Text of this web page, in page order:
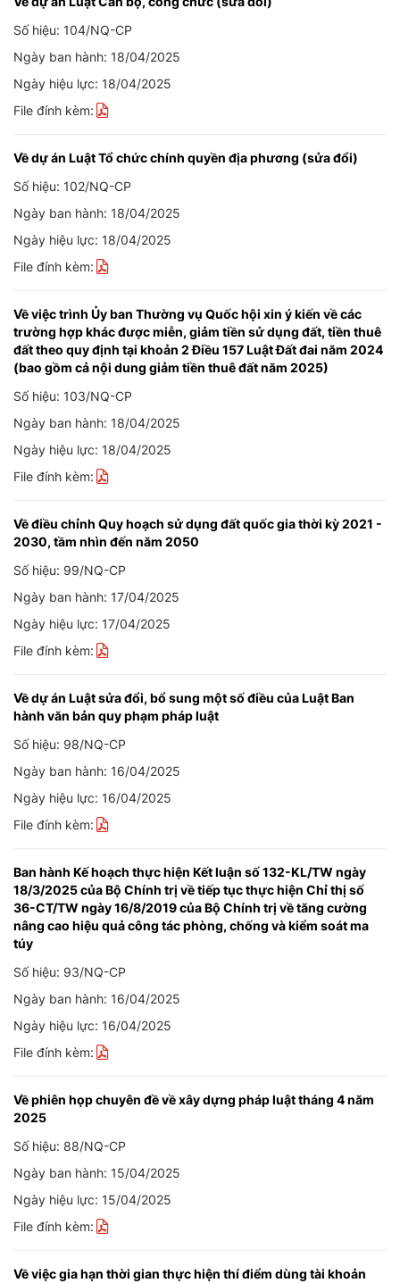
Số hiệu: 104/NQ-CP
Ngày ban hành: 18/04/2025
Ngày hiệu lực: 18/04/2025
File đính kèm:
Về dự án Luật Tổ chức chính quyền địa phương (sửa đổi)
Số hiệu: 102/NQ-CP
Ngày ban hành: 18/04/2025
Ngày hiệu lực: 18/04/2025
File đính kèm:
Về việc trình Ủy ban Thường vụ Quốc hội xin ý kiến về các
trường hợp khác được miễn, giảm tiền sử dụng đất, tiền thuê
đất theo quy định tại khoản 2 Điều 157 Luật Đất đai năm 2024
(bao gồm cả nội dung giảm tiền thuê đất năm 2025)
Số hiệu: 103/NQ-CP
Ngày ban hành: 18/04/2025
Ngày hiệu lực: 18/04/2025
File đính kèm:
Về điều chỉnh Quy hoạch sử dụng đất quốc gia thời kỳ 2021 -
2030, tầm nhìn đến năm 2050
Số hiệu: 99/NQ-CP
Ngày ban hành: 17/04/2025
Ngày hiệu lực: 17/04/2025
File đính kèm:
Về dự án Luật sửa đổi, bổ sung một số điều của Luật Ban
hành văn bản quy phạm pháp luật
Số hiệu: 98/NQ-CP
Ngày ban hành: 16/04/2025
Ngày hiệu lực: 16/04/2025
File đính kèm:
Ban hành Kế hoạch thực hiện Kết luận số 132-KL/TW ngày
18/3/2025 của Bộ Chính trị về tiếp tục thực hiện Chỉ thị số
36-CT/TW ngày 16/8/2019 của Bộ Chính trị về tăng cường
nâng cao hiệu quả công tác phòng, chống và kiểm soát ma
túy
Số hiệu: 93/NQ-CP
Ngày ban hành: 16/04/2025
Ngày hiệu lực: 16/04/2025
File đính kèm:
Về phiên họp chuyên đề về xây dựng pháp luật tháng 4 năm
2025
Số hiệu: 88/NQ-CP
Ngày ban hành: 15/04/2025
Ngày hiệu lực: 15/04/2025
File đính kèm:
Về việc gia hạn thời gian thực hiện thí điểm dùng tài khoản